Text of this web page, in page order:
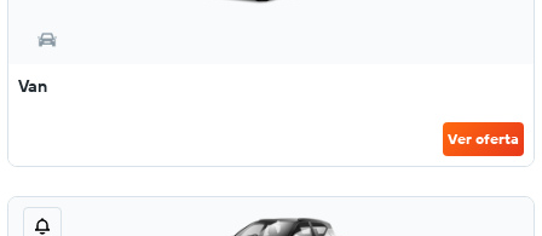
Van
Ver oferta